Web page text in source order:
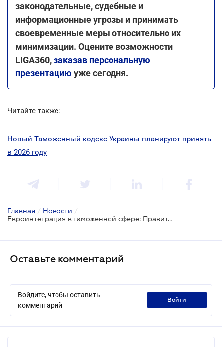
законодательные, судебные и
информационные угрозы и принимать
своевременные меры относительно их
минимизации. Оцените возможности
LIGA360,заказав персональную
презентацию уже сегодня.
Читайте также:
Новый Таможенный кодекс Украины планируют принять
в 2026 году
Главная / Новости /
Евроинтеграция в таможенной сфере: Правительство поддержало проект нового Таможенного кодекса
Оставьте комментарий
Войдите, чтобы оставить
комментарий
войти